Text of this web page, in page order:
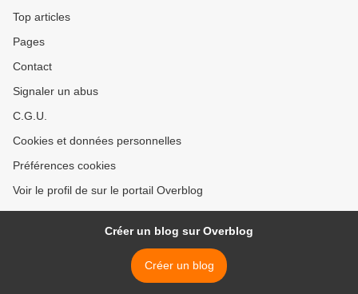
Top articles
Pages
Contact
Signaler un abus
C.G.U.
Cookies et données personnelles
Préférences cookies
Voir le profil de sur le portail Overblog
Créer un blog sur Overblog
Créer un blog